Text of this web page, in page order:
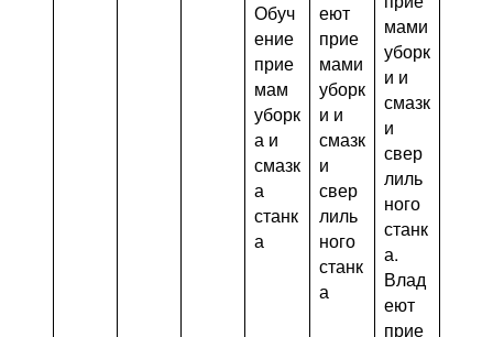
Обуч
ение
прие
мам
уборк
а и
смазк
а
станк
а
еют
прие
мами
уборк
и и
смазк
и
свер
лиль
ного
станк
а
мами
уборк
и и
смазк
и
свер
лиль
ного
станк
а.
Влад
еют
прие